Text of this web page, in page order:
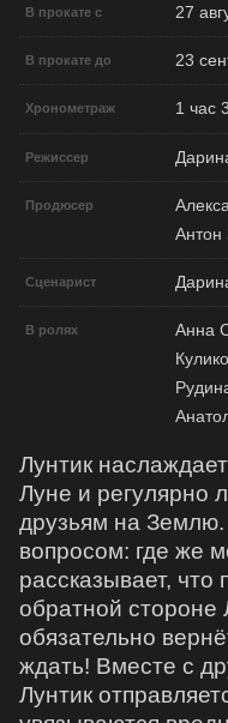
В прокате с 27
В прокате до 23
Хронометраж 1 час
Режиссер
Продюсер
Антон
Сценарист
В ролях
Анна
Лунтик
Луне и регулярно
друзьям на
вопросом: где же
рассказывает, что
обратной стороне
обязательно
ждать! Вместе с
Лунтик